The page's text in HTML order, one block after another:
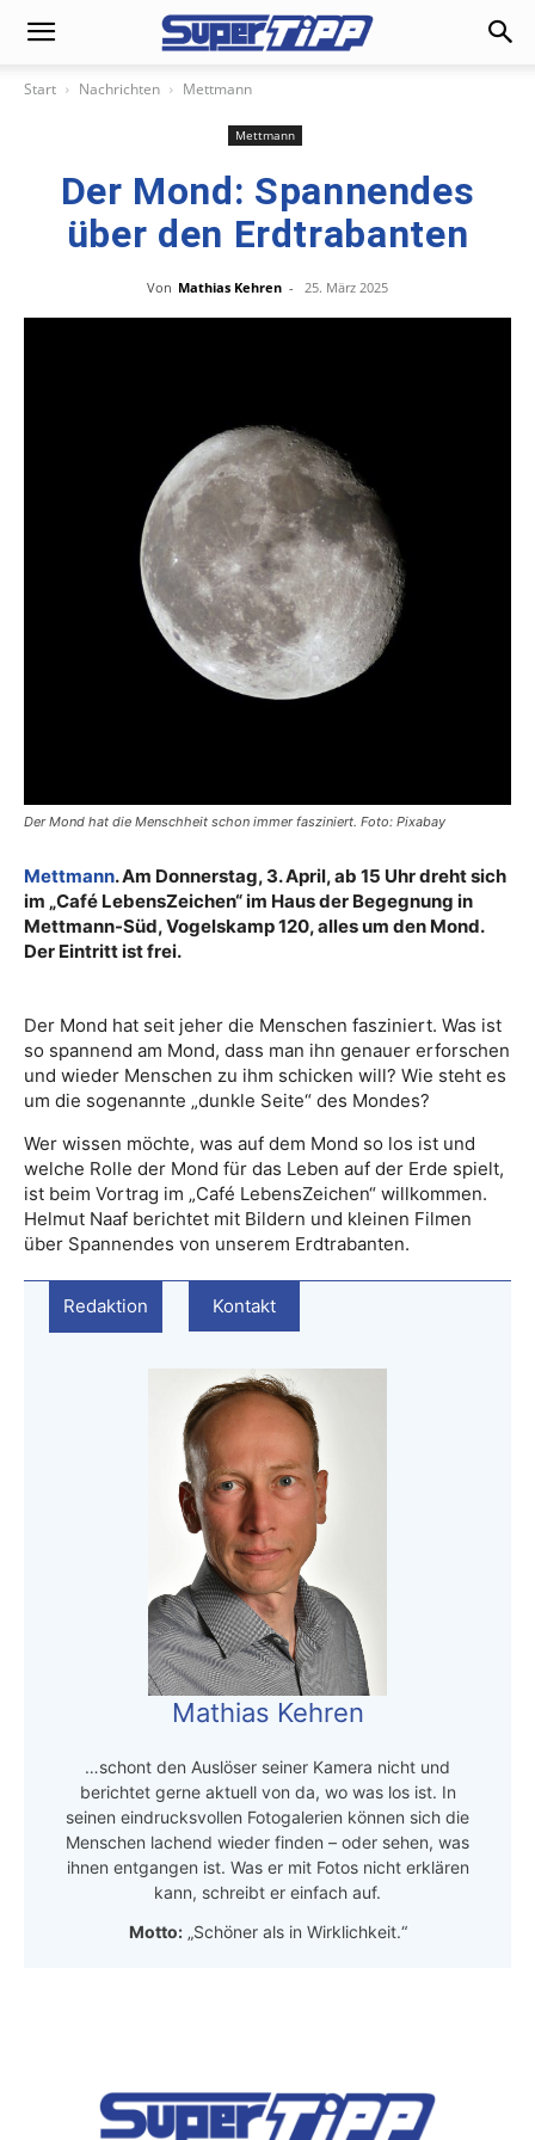
Start Nachrichten Mettmann
Mettmann
Der Mond: Spannendes
über den Erdtrabanten
Von Mathias Kehren - 25. März 2025
Der Mond hat die Menschheit schon immer fasziniert. Foto: Pixabay
Mettmann. Am Donnerstag, 3. April, ab 15 Uhr dreht sich
im „Café LebensZeichen“ im Haus der Begegnung in
Mettmann-Süd, Vogelskamp 120, alles um den Mond.
Der Eintritt ist frei.
Der Mond hat seit jeher die Menschen fasziniert. Was ist
so spannend am Mond, dass man ihn genauer erforschen
und wieder Menschen zu ihm schicken will? Wie steht es
um die sogenannte „dunkle Seite“ des Mondes?
Wer wissen möchte, was auf dem Mond so los ist und
welche Rolle der Mond für das Leben auf der Erde spielt,
ist beim Vortrag im „Café LebensZeichen“ willkommen.
Helmut Naaf berichtet mit Bildern und kleinen Filmen
über Spannendes von unserem Erdtrabanten.
Redaktion Kontakt
Mathias Kehren
…schont den Auslöser seiner Kamera nicht und
berichtet gerne aktuell von da, wo was los ist. In
seinen eindrucksvollen Fotogalerien können sich die
Menschen lachend wieder finden – oder sehen, was
ihnen entgangen ist. Was er mit Fotos nicht erklären
kann, schreibt er einfach auf.
Motto:„Schöner als in Wirklichkeit.“